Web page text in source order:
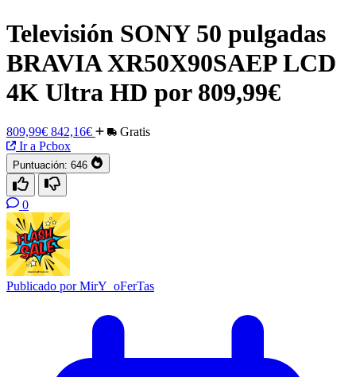
Televisión SONY 50 pulgadas
BRAVIA XR50X90SAEP LCD
4K Ultra HD por 809,99€
809,99€ 842,16€
Gratis
Ir a Pcbox
Puntuación: 646
0
Publicado porMirY_oFerTas